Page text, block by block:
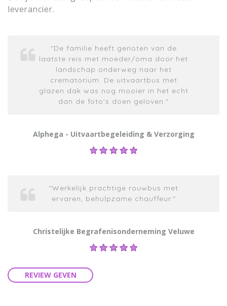
leverancier.
"De familie heeft genoten van de
laatste reis met moeder/oma door het
landschap onderweg naar het
crematorium. De uitvaartbus met
glazen dak was nog mooier in het echt
dan de foto's doen geloven."
Alphega - Uitvaartbegeleiding & Verzorging
"Werkelijk prachtige rouwbus met
ervaren, behulpzame chauffeur."
Christelijke Begrafenisonderneming Veluwe
REVIEW GEVEN